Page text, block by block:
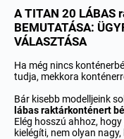
A TITAN 20 LÁBAS
BEMUTATÁSA:
VÁLASZTÁSA
Ha még nincs
tudja, mekkora
Bár kisebb modelljeink
lábas raktárkonténert
Elég hosszú ahhoz,
kielégíti, nem olyan